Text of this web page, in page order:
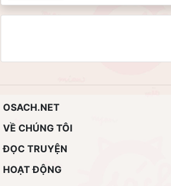
OSACH.NET
VỀ CHÚNG TÔI
ĐỌC TRUYỆN
HOẠT ĐỘNG